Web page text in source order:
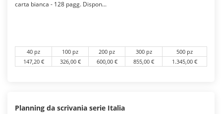
carta bianca - 128 pagg. Dispon...
40 pz 100 pz 200 pz 300 pz
500 pz
147,20 €
326,00 € 600,00 € 855,00 € 1.345,00 €
Planning da scrivania serie Italia